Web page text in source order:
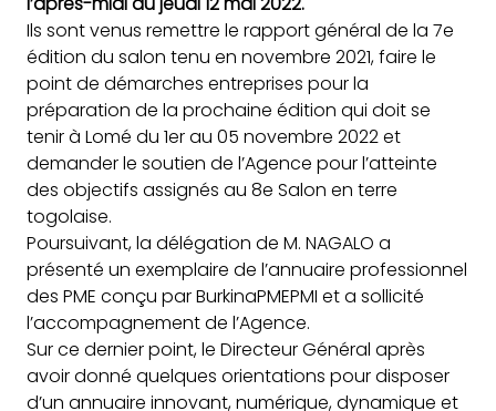
Ils sont venus remettre le rapport général de la 7e
édition du salon tenu en novembre 2021, faire le
point de démarches entreprises pour la
préparation de la prochaine édition qui doit se
tenir à Lomé du 1er au 05 novembre 2022 et
demander le soutien de l’Agence pour l’atteinte
des objectifs assignés au 8e Salon en terre
togolaise.
Poursuivant, la délégation de M. NAGALO a
présenté un exemplaire de l’annuaire professionnel
des PME conçu par BurkinaPMEPMI et a sollicité
l’accompagnement de l’Agence.
Sur ce dernier point, le Directeur Général après
avoir donné quelques orientations pour disposer
d’un annuaire innovant, numérique, dynamique et